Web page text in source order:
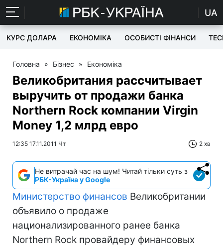
UA
КУРС ДОЛАРА ЕКОНОМІКА ОСОБИСТІ ФІНАНСИ
Головна » Бізнес » Економіка
Великобритания рассчитывает
выручить от продажи банка
Northern Rock компании Virgin
Money 1,2 млрд евро
12:35 17.11.2011 Чт 2 хв
Не витрачай час на шум! Читай тільки суть з
РБК-Україна у Google
Министерство финансов Великобритании
объявило о продаже
национализированного ранее банка
Northern Rock провайдеру финансовых